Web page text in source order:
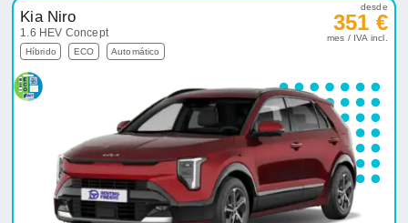
Kia Niro
1.6 HEV Concept
Híbrido ECO Automático
desde
351 €
mes / IVA incl.